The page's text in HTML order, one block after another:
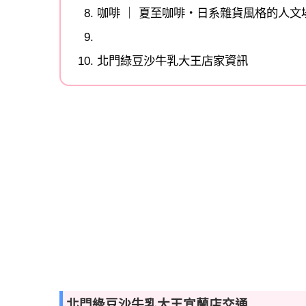
咖啡 ｜ 夏至咖啡‧日系雜貨風格的人文
北門綠豆沙牛乳大王店家資訊